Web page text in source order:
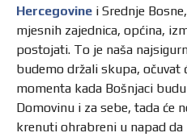
Hercegovinei Srednje
mjesnih zajednica, općina,
postojati. To je naša
budemo držali skupa, očuvat
momenta kada Bošnjaci
Domovinu i za sebe, tada će
krenuti ohrabreni u napad da